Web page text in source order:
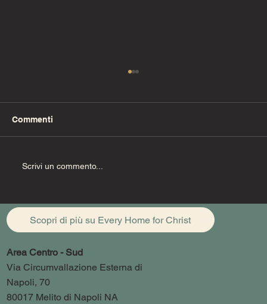
Commenti
Scrivi un commento...
Scopri di più su Every Home for Christ
Area Centro - Sud
Via Circumvallazione Esterna di
Napoli, 70
80017 Melito di Napoli NA